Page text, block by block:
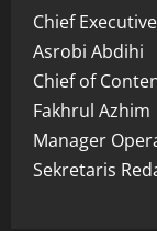
Chief
Asrobi Abdihi
Chief of
Fakhrul Azhim
Manager
Sekretaris